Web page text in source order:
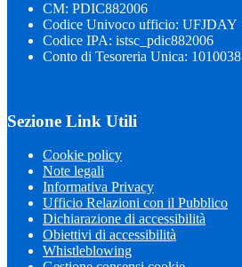
CM: PDIC882006
Codice Univoco ufficio: UFJDAY
Codice IPA: istsc_pdic882006
Conto di Tesoreria Unica: 1010038
Sezione Link Utili
Cookie policy
Note legali
Informativa Privacy
Ufficio Relazioni con il Pubblico
Dichiarazione di accessibilità
Obiettivi di accessibilità
Whistleblowing